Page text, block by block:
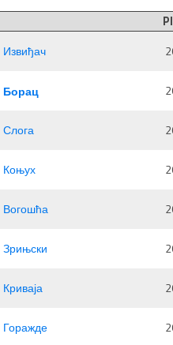
Извиђач
Борац
Слога
Коњух
Вогошћа
Зрињски
Криваја
Горажде